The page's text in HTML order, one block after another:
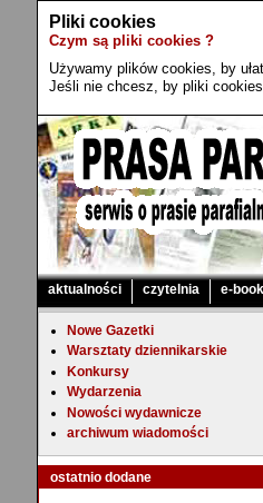
Pliki cookies
Czym są pliki cookies ?
Używamy plików cookies, by
Jeśli nie chcesz, by pliki
aktualności czytelnia e-
Nowe Gazetki
Warsztaty dziennikarskie
Konkursy
Wydarzenia
Nowości wydawnicze
archiwum wiadomości
ostatnio dodane